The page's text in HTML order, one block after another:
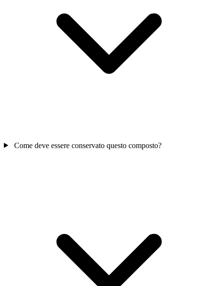
Come deve essere conservato questo composto?